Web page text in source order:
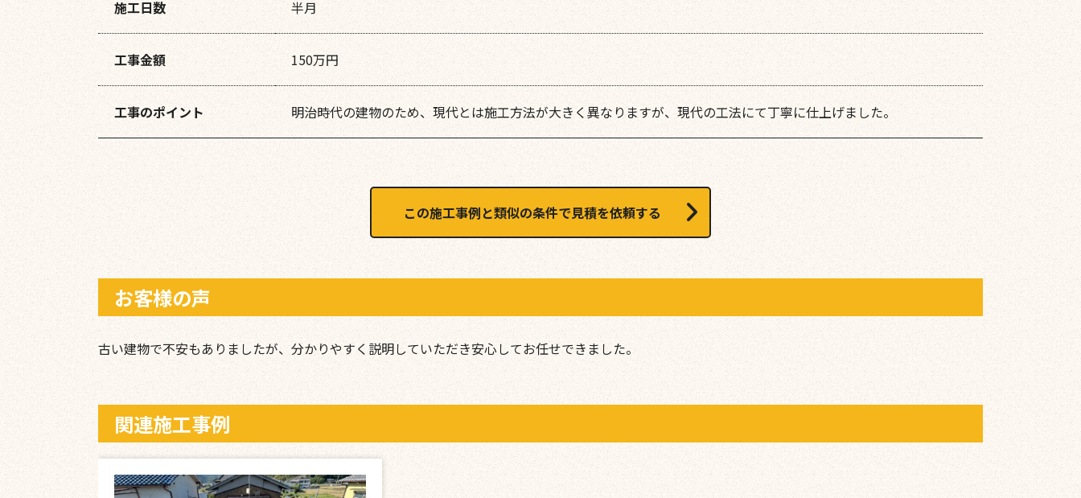
施工日数 半月
工事金額 150万円
工事のポイント 明治時代の建物のため、現代とは施工方法が大きく異なりますが、現代の工法にて丁寧に仕上げました。
この施工事例と類似の条件で見積を依頼する
お客様の声
古い建物で不安もありましたが、分かりやすく説明していただき安心してお任せできました。
関連施工事例